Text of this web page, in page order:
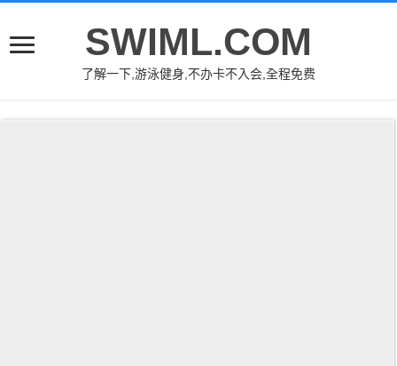
SWIML.COM
了解一下,游泳健身,不办卡不入会,全程免费